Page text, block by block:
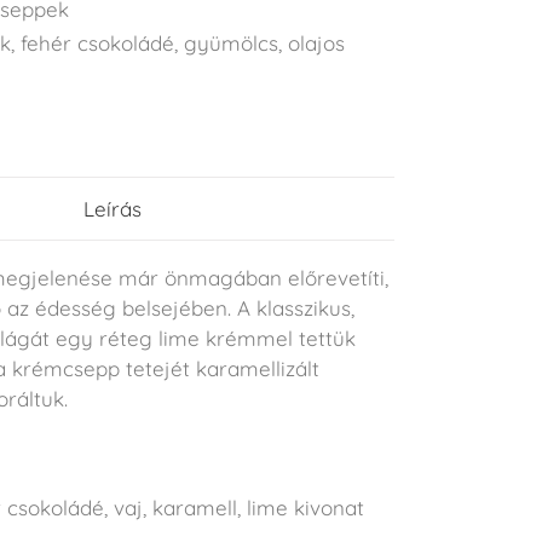
fehér csokoládé gyümölcs olajos
Leírás
már önmagában előrevetíti,
édesség belsejében. A klasszikus,
egy réteg lime krémmel tettük
krémcsepp tetejét karamellizált
csokoládé, vaj, karamell, lime kivonat